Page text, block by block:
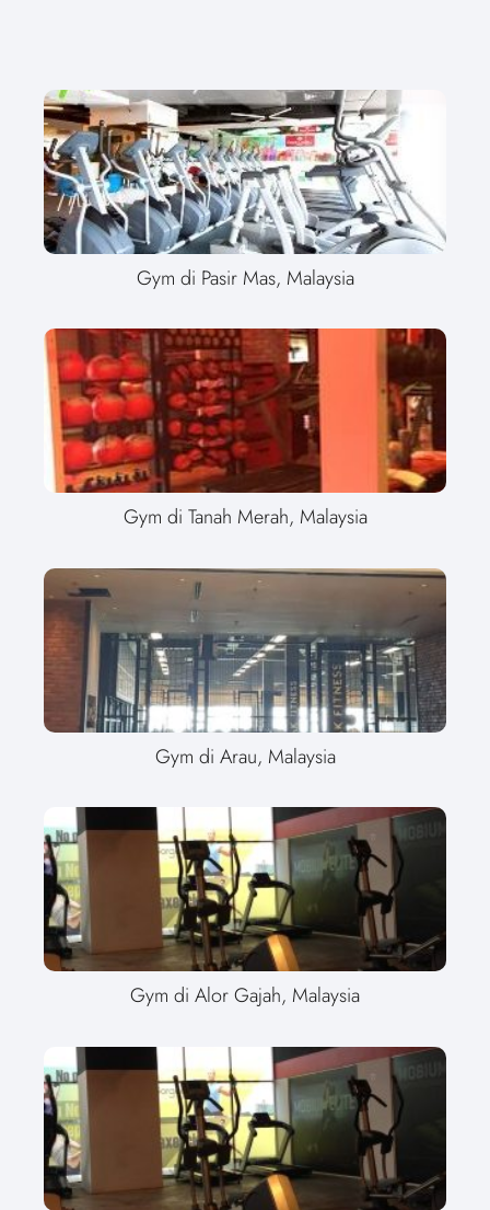
Gym di Pasir Mas, Malaysia
Gym di Tanah Merah, Malaysia
Gym di Arau, Malaysia
Gym di Alor Gajah, Malaysia